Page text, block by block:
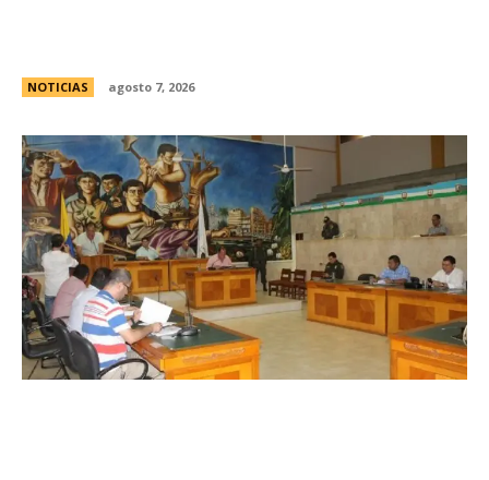
NOTICIAS agosto 7, 2026